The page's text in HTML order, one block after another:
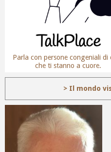
Parla con persone congeniali di
che ti stanno a cuore.
> Il mondo